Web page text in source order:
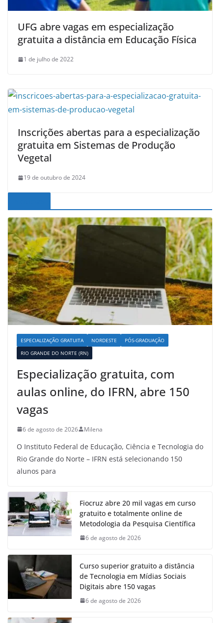
UFG abre vagas em especialização
gratuita a distância em Educação Física
1 de julho de 2022
Inscrições abertas para a especialização
gratuita em Sistemas de Produção
Vegetal
19 de outubro de 2024
ESPECIALIZAÇÃO GRATUITA NORDESTE
PÓS-GRADUAÇÃO
RIO GRANDE DO NORTE (RN)
Especialização gratuita, com
aulas online, do IFRN, abre 150
vagas
6 de agosto de 2026 Milena
O Instituto Federal de Educação, Ciência e Tecnologia do
Rio Grande do Norte – IFRN está selecionando 150
alunos para
Fiocruz abre 20 mil vagas em curso
gratuito e totalmente online de
Metodologia da Pesquisa Científica
6 de agosto de 2026
Curso superior gratuito a distância
de Tecnologia em Mídias Sociais
Digitais abre 150 vagas
6 de agosto de 2026